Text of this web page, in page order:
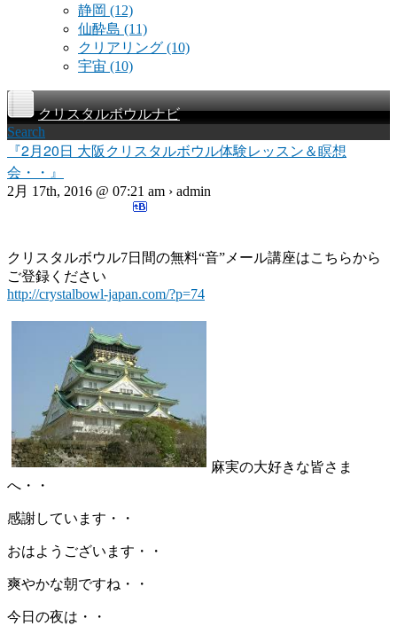
静岡 (12)
仙酔島 (11)
クリアリング (10)
宇宙 (10)
クリスタルボウルナビ
Search
『2月20日 大阪クリスタルボウル体験レッスン＆瞑想
会・・』
2月 17th, 2016 @ 07:21 am › admin
クリスタルボウル7日間の無料“音”メール講座はこちらから
ご登録ください
http://crystalbowl-japan.com/?p=74
麻実の大好きな皆さま
へ・・
感謝しています・・
おはようございます・・
爽やかな朝ですね・・
今日の夜は・・